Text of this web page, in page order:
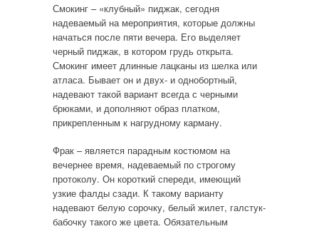
Смокинг – «клубный» пиджак, сегодня
надеваемый на мероприятия, которые должны
начаться после пяти вечера. Его выделяет
черный пиджак, в котором грудь открыта.
Смокинг имеет длинные лацканы из шелка или
атласа. Бывает он и двух- и однобортный,
надевают такой вариант всегда с черными
брюками, и дополняют образ платком,
прикрепленным к нагрудному карману.
Фрак – является парадным костюмом на
вечернее время, надеваемый по строгому
протоколу. Он короткий спереди, имеющий
узкие фалды сзади. К такому варианту
надевают белую сорочку, белый жилет, галстук-
бабочку такого же цвета. Обязательным